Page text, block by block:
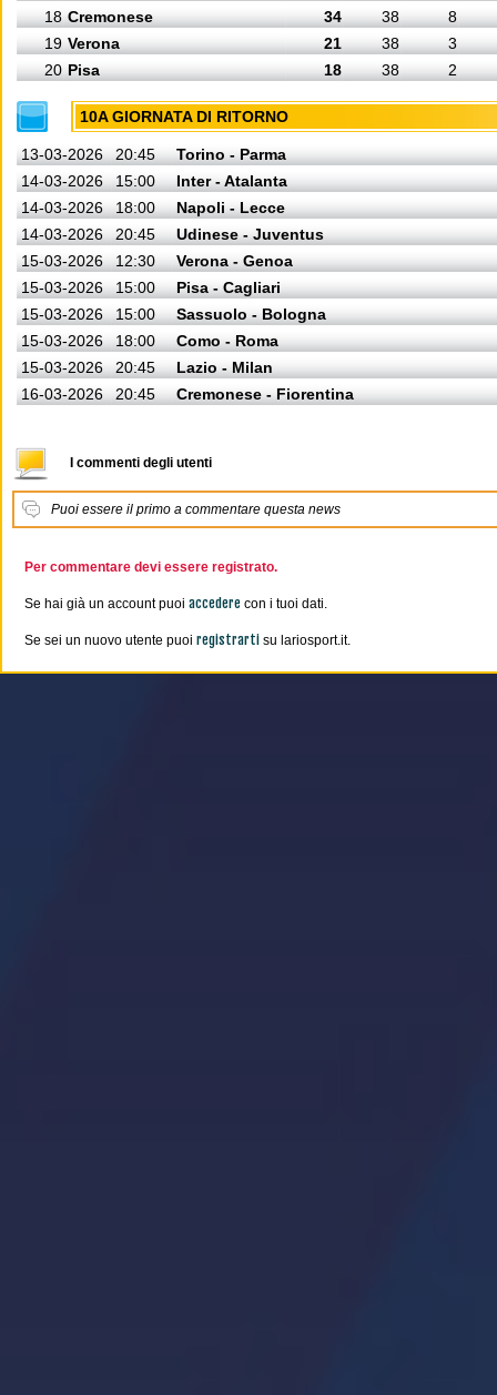
18 Cremonese 34 38
8
19 Verona 21 38
3
20 Pisa 18 38 2
10A GIORNATA DI RITORNO
13-03-2026 20:45
Torino - Parma
14-03-2026
15:00
Inter - Atalanta
14-03-2026
18:00
Napoli - Lecce
14-03-2026
20:45
Udinese - Juventus
15-03-2026
12:30
Verona - Genoa
15-03-2026
15:00
Pisa - Cagliari
15-03-2026
15:00
Sassuolo - Bologna
15-03-2026
18:00
Como - Roma
15-03-2026
20:45
Lazio - Milan
16-03-2026
20:45 Cremonese - Fiorentina
I commenti degli utenti
Puoi essere il primo a commentare questa news
Per commentare devi essere registrato.
Se hai già un account puoi accedere con i tuoi dati.
Se sei un nuovo utente puoi registrarti su lariosport.it.